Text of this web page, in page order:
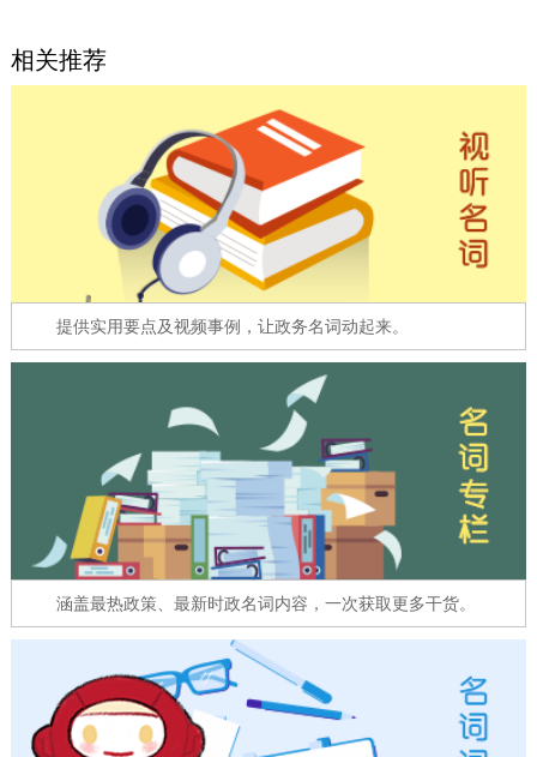
参与调查 在线访谈 图说互动
走进北京
北京概况 十六区概览
绿色北京 图说北京 视频北京
ENGLISH 한국어 日本語
DEUTSCH FRANÇAIS РУССКИЙ ЯЗЫК
ESPAÑOL العربية PORTUGUÊS
ITALIANO
相关推荐
提供实用要点及视频事例，让政务名词动起来。
涵盖最热政策、最新时政名词内容，一次获取更多干货。